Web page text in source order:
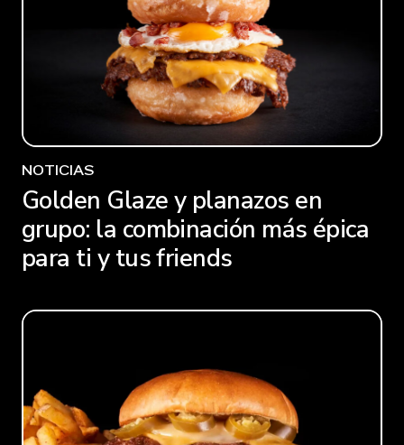
NOTICIAS
Golden Glaze y planazos en
grupo: la combinación más épica
para ti y tus friends